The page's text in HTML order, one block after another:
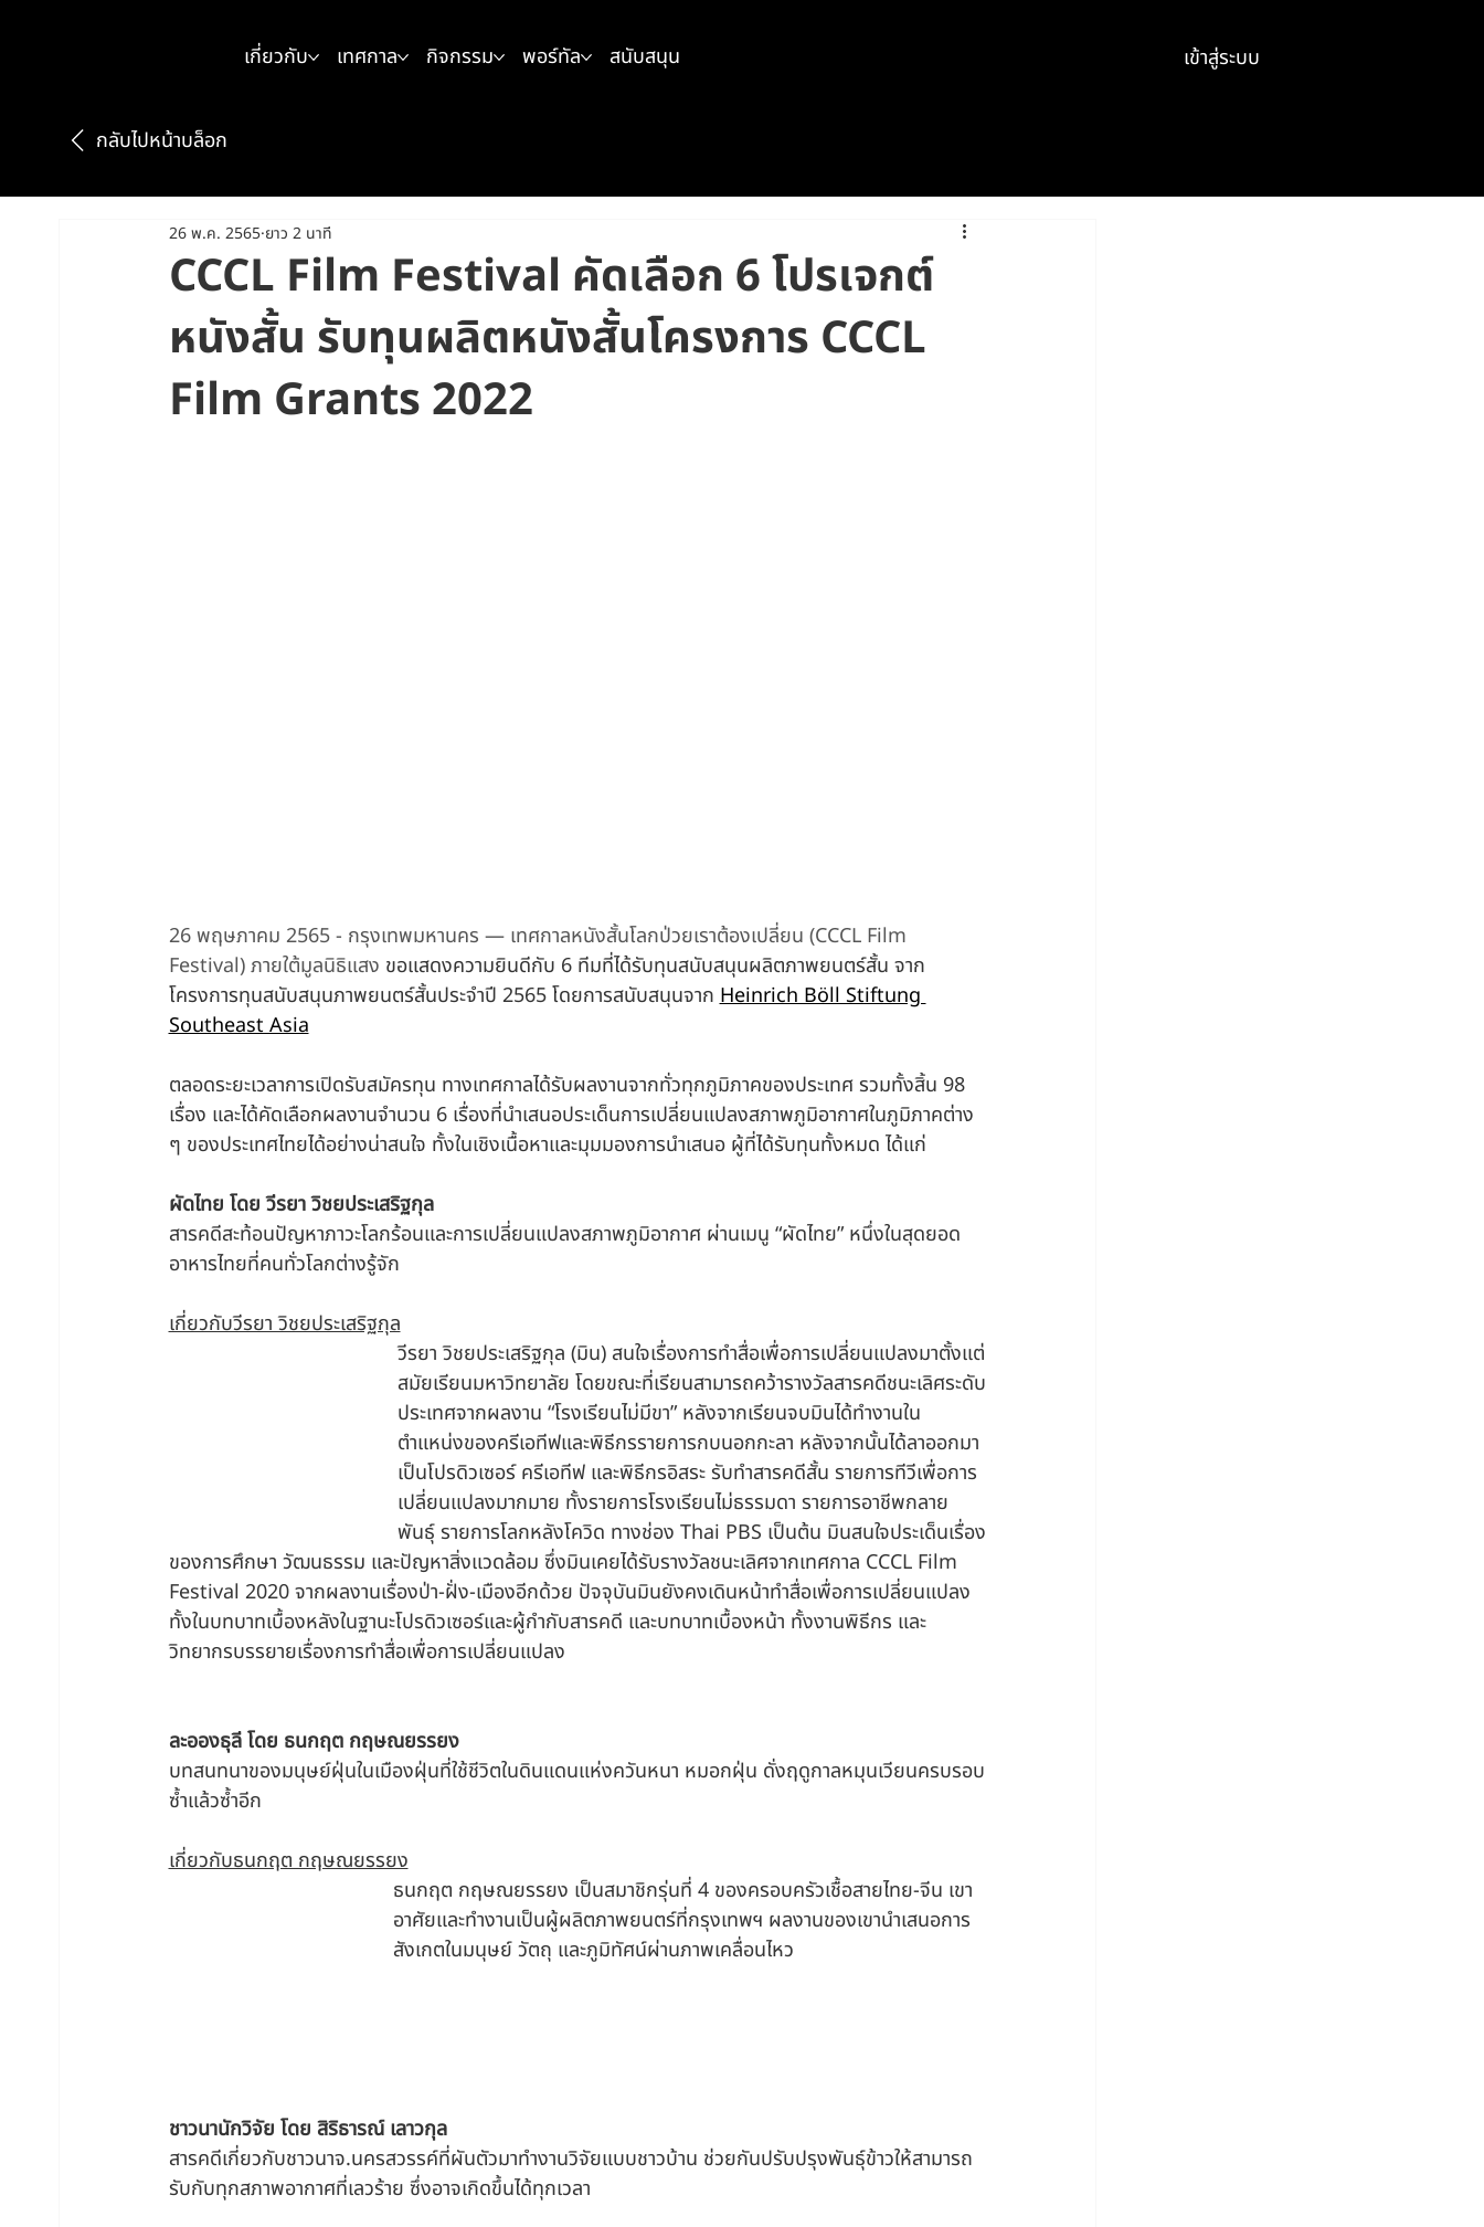
เข้าสู่ระบบ
เกี่ยวกับ เทศกาล กิจกรรม พอร์ทัล สนับสนุน
กลับไปหน้าบล็อก
CCCL Film Festival คัดเลือก 6 โปรเจกต์
หนังสั้น รับทุนผลิตหนังสั้นโครงการ CCCL
Film Grants 2022
26 พ.ค. 2565 ยาว 2 นาที
26 พฤษภาคม 2565 - กรุงเทพมหานคร — เทศกาลหนังสั้นโลกป่วยเราต้องเปลี่ยน (CCCL Film
Festival) ภายใต้มูลนิธิแสง ขอแสดงความยินดีกับ 6 ทีมที่ได้รับทุนสนับสนุนผลิตภาพยนตร์สั้น จาก
โครงการทุนสนับสนุนภาพยนตร์สั้นประจำปี 2565 โดยการสนับสนุนจาก Heinrich Böll Stiftung
Southeast Asia
ตลอดระยะเวลาการเปิดรับสมัครทุน ทางเทศกาลได้รับผลงานจากทั่วทุกภูมิภาคของประเทศ รวมทั้งสิ้น 98
เรื่อง และได้คัดเลือกผลงานจำนวน 6 เรื่องที่นำเสนอประเด็นการเปลี่ยนแปลงสภาพภูมิอากาศในภูมิภาคต่าง
ๆ ของประเทศไทยได้อย่างน่าสนใจ ทั้งในเชิงเนื้อหาและมุมมองการนำเสนอ ผู้ที่ได้รับทุนทั้งหมด ได้แก่
ผัดไทย โดย วีรยา วิชยประเสริฐกุล
สารคดีสะท้อนปัญหาภาวะโลกร้อนและการเปลี่ยนแปลงสภาพภูมิอากาศ ผ่านเมนู “ผัดไทย” หนึ่งในสุดยอด
อาหารไทยที่คนทั่วโลกต่างรู้จัก
เกี่ยวกับวีรยา วิชยประเสริฐกุล
วีรยา วิชยประเสริฐกุล (มิน) สนใจเรื่องการทำสื่อเพื่อการเปลี่ยนแปลงมาตั้งแต่
สมัยเรียนมหาวิทยาลัย โดยขณะที่เรียนสามารถคว้ารางวัลสารคดีชนะเลิศระดับ
ประเทศจากผลงาน “โรงเรียนไม่มีขา” หลังจากเรียนจบมินได้ทำงานใน
ตำแหน่งของครีเอทีฟและพิธีกรรายการกบนอกกะลา หลังจากนั้นได้ลาออกมา
เป็นโปรดิวเซอร์ ครีเอทีฟ และพิธีกรอิสระ รับทำสารคดีสั้น รายการทีวีเพื่อการ
เปลี่ยนแปลงมากมาย ทั้งรายการโรงเรียนไม่ธรรมดา รายการอาชีพกลาย
พันธุ์ รายการโลกหลังโควิด ทางช่อง Thai PBS เป็นต้น มินสนใจประเด็นเรื่อง
ของการศึกษา วัฒนธรรม และปัญหาสิ่งแวดล้อม ซึ่งมินเคยได้รับรางวัลชนะเลิศจากเทศกาล CCCL Film
Festival 2020 จากผลงานเรื่องป่า-ฝั่ง-เมืองอีกด้วย ปัจจุบันมินยังคงเดินหน้าทำสื่อเพื่อการเปลี่ยนแปลง
ทั้งในบทบาทเบื้องหลังในฐานะโปรดิวเซอร์และผู้กำกับสารคดี และบทบาทเบื้องหน้า ทั้งงานพิธีกร และ
วิทยากรบรรยายเรื่องการทำสื่อเพื่อการเปลี่ยนแปลง
ละอองธุลี โดย ธนกฤต กฤษณยรรยง
บทสนทนาของมนุษย์ฝุ่นในเมืองฝุ่นที่ใช้ชีวิตในดินแดนแห่งควันหนา หมอกฝุ่น ดั่งฤดูกาลหมุนเวียนครบรอบ
ซ้ำแล้วซ้ำอีก
เกี่ยวกับธนกฤต กฤษณยรรยง
ธนกฤต กฤษณยรรยง เป็นสมาชิกรุ่นที่ 4 ของครอบครัวเชื้อสายไทย-จีน เขา
อาศัยและทำงานเป็นผู้ผลิตภาพยนตร์ที่กรุงเทพฯ ผลงานของเขานำเสนอการ
สังเกตในมนุษย์ วัตถุ และภูมิทัศน์ผ่านภาพเคลื่อนไหว
ชาวนานักวิจัย โดย สิริธารณ์ เลาวกุล
สารคดีเกี่ยวกับชาวนาจ.นครสวรรค์ที่ผันตัวมาทำงานวิจัยแบบชาวบ้าน ช่วยกันปรับปรุงพันธุ์ข้าวให้สามารถ
รับกับทุกสภาพอากาศที่เลวร้าย ซึ่งอาจเกิดขึ้นได้ทุกเวลา